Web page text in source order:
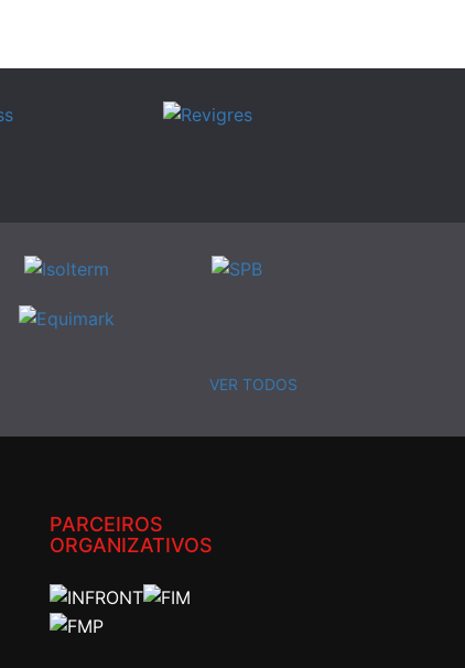
VER TODOS
PARCEIROS
ORGANIZATIVOS